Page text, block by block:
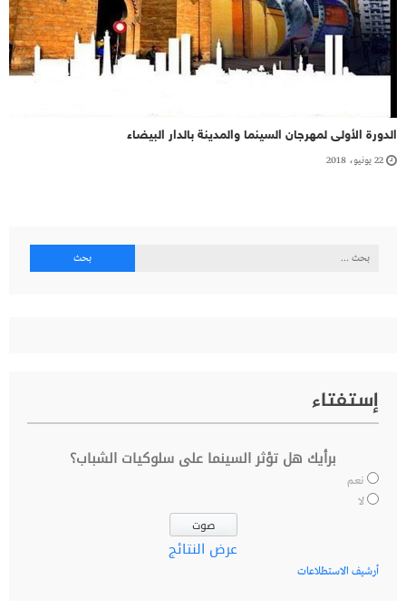
الدورة الأولى لمهرجان السينما والمدينة بالدار البيضاء
22 يونيو، 2018
البحث
إستفتاء
برأيك هل تؤثر السينما على سلوكيات الشباب؟
نعم
لا
عرض النتائج
أرشيف الاستطلاعات